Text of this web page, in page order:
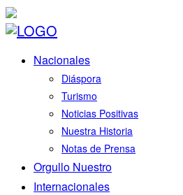
Nacionales
Diáspora
Turismo
Noticias Positivas
Nuestra Historia
Notas de Prensa
Orgullo Nuestro
Internacionales